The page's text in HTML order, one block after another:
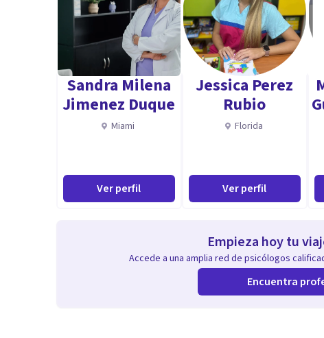
En consulta realizo un trabajo muy dinámico y directo al
Realizo un acompañamiento atento y amable enfocado
empoderárte para superarlos.
No dudes en contactarme, te recibiré con los brazos
Sandra Milena
Jimenez Duque
Miami
Ver perfil
Jessica Perez
Rubio
Florida
Ver perfil
Empieza hoy tu
Accede a una amplia red de psicólogos
Encuentra